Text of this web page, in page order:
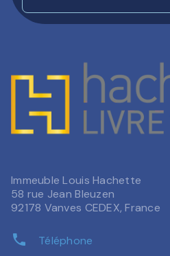
Immeuble Louis Hachette
58 rue Jean Bleuzen
92178 Vanves CEDEX, France
phone Téléphone